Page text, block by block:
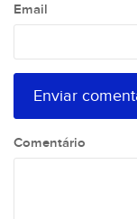
Email
Comentário